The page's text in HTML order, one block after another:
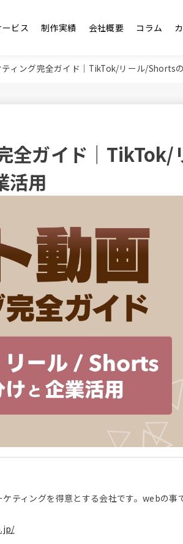
ービス 制作実績 会社概要 コラム
ィング完全ガイド｜TikTok/リール/Shorts
全ガイド｜TikTok/
活用
ティングを得意とする会社です。webの事